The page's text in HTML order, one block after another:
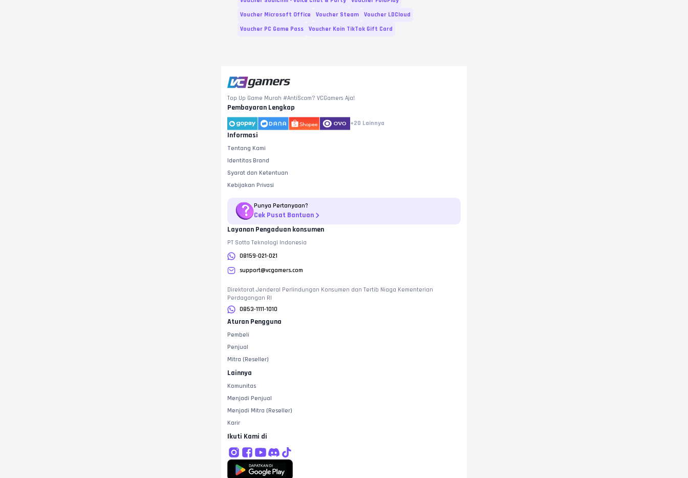
Voucher Microsoft Office
Voucher Steam
Voucher LDCloud
Voucher PC Game Pass
Voucher Koin TikTok Gift Card
Top Up Game Murah #AntiScam? VCGamers Aja!
Pembayaran Lengkap
+20 Lainnya
Informasi
Tentang Kami
Identitas Brand
Syarat dan Ketentuan
Kebijakan Privasi
Punya Pertanyaan?
Cek Pusat Bantuan
Layanan Pengaduan konsumen
PT Sotta Teknologi Indonesia
08159-021-021
support@vcgamers.com
Direktorat Jenderal Perlindungan Konsumen dan Tertib Niaga Kementerian
Perdagangan RI
0853-1111-1010
Aturan Pengguna
Pembeli
Penjual
Mitra (Reseller)
Lainnya
Komunitas
Menjadi Penjual
Menjadi Mitra (Reseller)
Karir
Ikuti Kami di